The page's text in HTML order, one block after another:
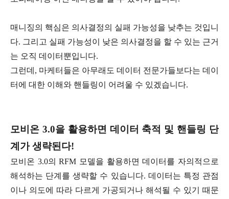
매니징의 핵심은 의사결정의 실패 가능성을 낮추는 것입니
다. 그리고 실패 가능성이 낮은 의사결정을 할 수 있는 근거
는 오직 데이터뿐입니다.
그런데, 마케터들은 아무래도 데이터 전문가들보다는 데이
터에 대한 이해와 핸들링이 어려울 수 있겠습니다.
모비온 3.0을 활용하면 데이터 축적 및 핸들링 단
계가 생략된다!
모비온 3.0의 RFM 모델을 활용하면 데이터를 자의적으로
해석하는 단계를 생략할 수 있습니다. 데이터는 특정 관점
이나 의도에 따라 다르게 가공되거나 해석될 수 있기 때문